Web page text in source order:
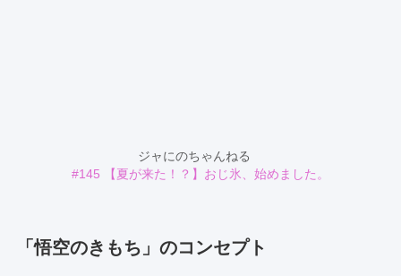
ジャにのちゃんねる
#145 【夏が来た！？】おじ氷、始めました。
「悟空のきもち」のコンセプト